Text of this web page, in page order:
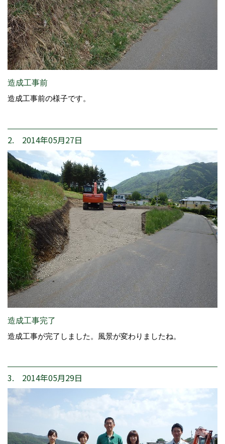
造成工事前
造成工事前の様子です。
2. 2014年05月27日
造成工事完了
造成工事が完了しました。風景が変わりましたね。
3. 2014年05月29日